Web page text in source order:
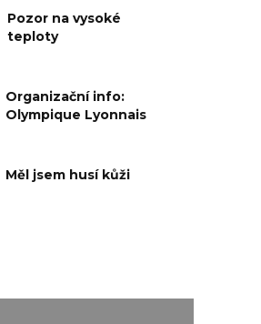
Pozor na vysoké
teploty
Organizační info:
Olympique Lyonnais
Měl jsem husí kůži